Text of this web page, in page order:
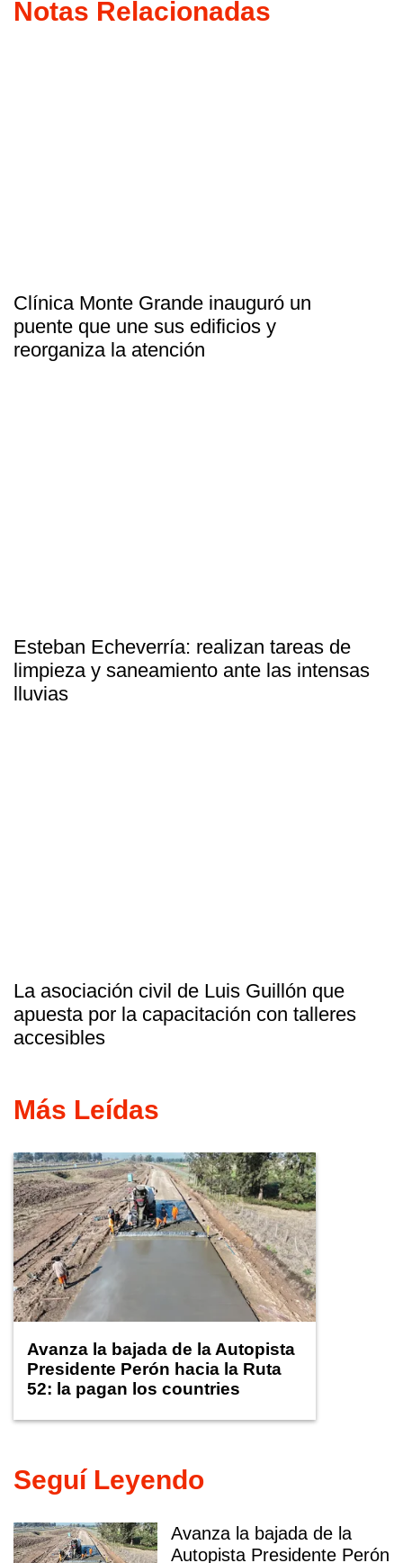
Notas Relacionadas
Clínica Monte Grande inauguró un
puente que une sus edificios y
reorganiza la atención
Esteban Echeverría: realizan tareas de
limpieza y saneamiento ante las intensas
lluvias
La asociación civil de Luis Guillón que
apuesta por la capacitación con talleres
accesibles
Más Leídas
Avanza la bajada de la Autopista
Presidente Perón hacia la Ruta
52: la pagan los countries
Seguí Leyendo
Avanza la bajada de la
Autopista Presidente Perón